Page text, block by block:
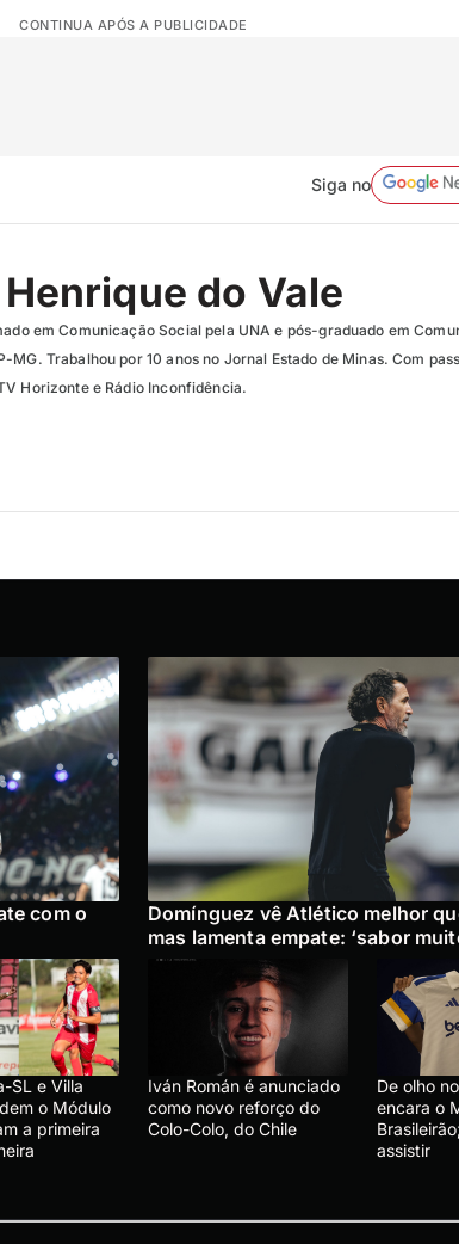
CONTINUA APÓS A PUBLICIDADE
Siga no
do Vale
em Comunicação Social pela UNA e pós-graduado em
MG. Trabalhou por 10 anos no Jornal Estado de Minas. Com
Horizonte e Rádio Inconfidência.
com o
Domínguez vê Atlético melhor
mas lamenta empate: ‘sabor
SL e Villa
o Módulo
a primeira
Iván Román é anunciado
como novo reforço do
Colo-Colo, do Chile
De olho
encara o
assistir